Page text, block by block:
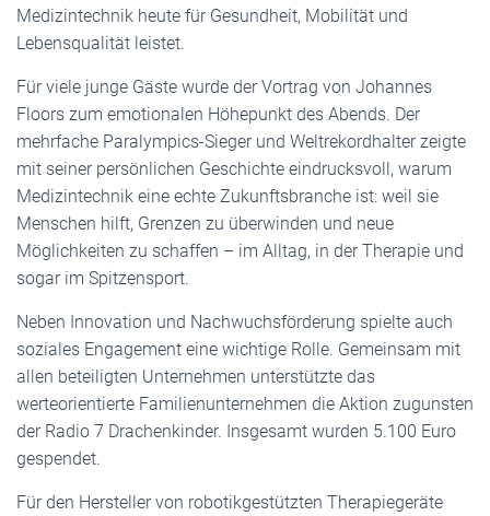
Medizintechnik heute für Gesundheit, Mobilität und
Lebensqualität leistet.
Für viele junge Gäste wurde der Vortrag von Johannes
Floors zum emotionalen Höhepunkt des Abends. Der
mehrfache Paralympics-Sieger und Weltrekordhalter zeigte
mit seiner persönlichen Geschichte eindrucksvoll, warum
Medizintechnik eine echte Zukunftsbranche ist: weil sie
Menschen hilft, Grenzen zu überwinden und neue
Möglichkeiten zu schaffen – im Alltag, in der Therapie und
sogar im Spitzensport.
Neben Innovation und Nachwuchsförderung spielte auch
soziales Engagement eine wichtige Rolle. Gemeinsam mit
allen beteiligten Unternehmen unterstützte das
werteorientierte Familienunternehmen die Aktion zugunsten
der Radio 7 Drachenkinder. Insgesamt wurden 5.100 Euro
gespendet.
Für den Hersteller von robotikgestützten Therapiegeräte